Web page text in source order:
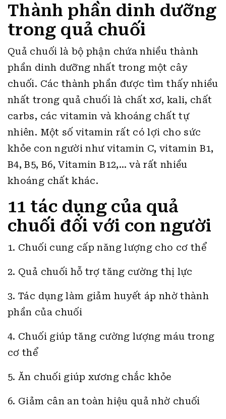
Thành phần dinh dưỡng
trong quả chuối
Quả chuối là bộ phận chứa nhiều thành
phần dinh dưỡng nhất trong một cây
chuối. Các thành phần được tìm thấy nhiều
nhất trong quả chuối là chất xơ, kali, chất
carbs, các vitamin và khoáng chất tự
nhiên. Một số vitamin rất có lợi cho sức
khỏe con người như vitamin C, vitamin B1,
B4, B5, B6, Vitamin B12,… và rất nhiều
khoáng chất khác.
11 tác dụng của quả
chuối đối với con người
1. Chuối cung cấp năng lượng cho cơ thể
2. Quả chuối hỗ trợ tăng cường thị lực
3. Tác dụng làm giảm huyết áp nhờ thành
phần của chuối
4. Chuối giúp tăng cường lượng máu trong
cơ thể
5. Ăn chuối giúp xương chắc khỏe
6. Giảm cân an toàn hiệu quả nhờ chuối